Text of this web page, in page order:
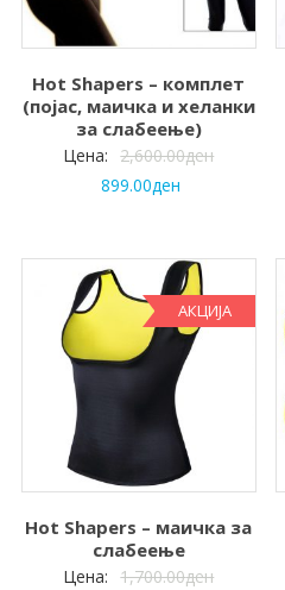
Hot Shapers – комплет
(појас, маичка и хеланки
за слабеење)
Цена: 2,600.00ден
899.00ден
АКЦИЈА
Hot Shapers – маичка за
слабеење
Цена: 1,700.00ден